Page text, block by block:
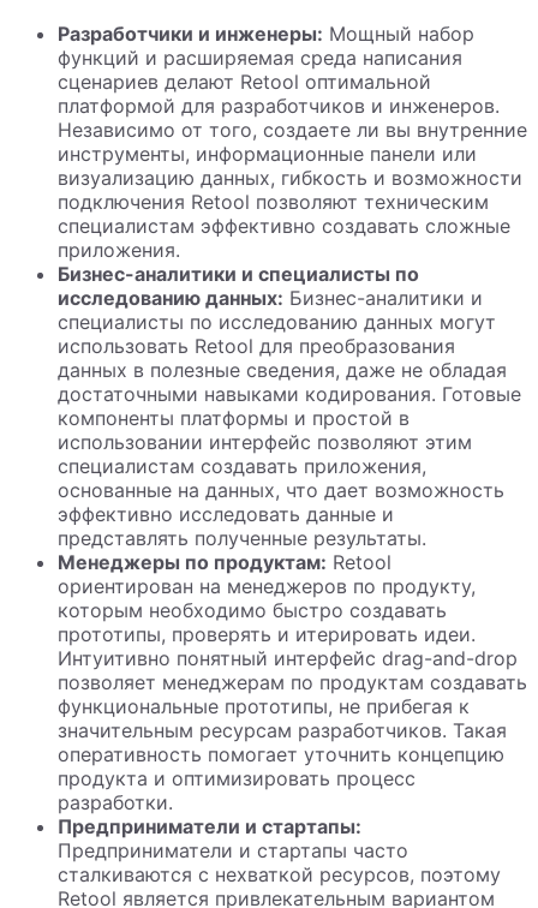
Разработчики и инженеры: Мощный набор
функций и расширяемая среда написания
сценариев делают Retool оптимальной
платформой для разработчиков и инженеров.
Независимо от того, создаете ли вы внутренние
инструменты, информационные панели или
визуализацию данных, гибкость и возможности
подключения Retool позволяют техническим
специалистам эффективно создавать сложные
приложения.
Бизнес-аналитики и специалисты по
исследованию данных: Бизнес-аналитики и
специалисты по исследованию данных могут
использовать Retool для преобразования
данных в полезные сведения, даже не обладая
достаточными навыками кодирования. Готовые
компоненты платформы и простой в
использовании интерфейс позволяют этим
специалистам создавать приложения,
основанные на данных, что дает возможность
эффективно исследовать данные и
представлять полученные результаты.
Менеджеры по продуктам: Retool
ориентирован на менеджеров по продукту,
которым необходимо быстро создавать
прототипы, проверять и итерировать идеи.
Интуитивно понятный интерфейс drag-and-drop
позволяет менеджерам по продуктам создавать
функциональные прототипы, не прибегая к
значительным ресурсам разработчиков. Такая
оперативность помогает уточнить концепцию
продукта и оптимизировать процесс
разработки.
Предприниматели и стартапы:
Предприниматели и стартапы часто
сталкиваются с нехваткой ресурсов, поэтому
Retool является привлекательным вариантом